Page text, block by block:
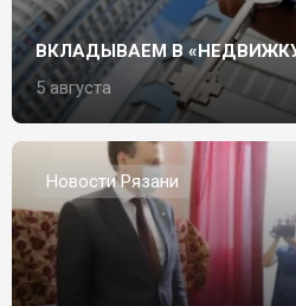
ВКЛАДЫВАЕМ В
5 августа
Новости Рязани